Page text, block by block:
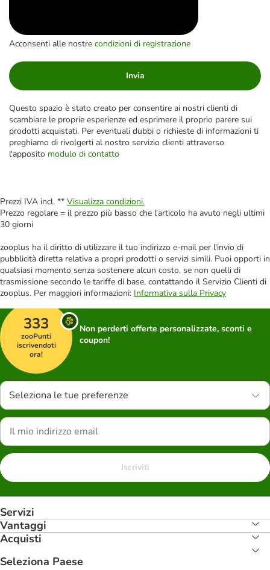
Acconsenti alle nostre condizioni di registrazione
Invia
Questo spazio è stato creato per consentire ai nostri clienti di
scambiare le proprie esperienze ed esprimere il proprio parere sui
prodotti acquistati. Per eventuali dubbi o richieste di informazioni ti
preghiamo di rivolgerti al nostro servizio clienti attraverso
l'apposito modulo di contatto
Prezzi IVA incl. ** Visualizza condizioni.
Prezzo regolare = il prezzo più basso che l'articolo ha avuto negli ultimi
30 giorni
zooplus ha il diritto di utilizzare il tuo indirizzo e-mail per l'invio di
pubblicità diretta relativa a propri prodotti o servizi simili. Puoi opporti in
qualsiasi momento senza sostenere alcun costo, se non quelli di
trasmissione secondo le tariffe di base, contattando il Servizio Clienti di
zooplus. Per maggiori informazioni: Informativa sulla Privacy
333
zooPunti
iscrivendoti
ora!
Non perderti offerte personalizzate, sconti e
coupon!
Seleziona le tue preferenze
Iscriviti
Servizi
Vantaggi
Acquisti
Seleziona Paese